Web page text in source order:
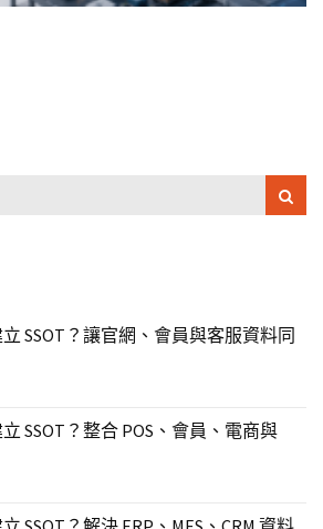
SSOT？讓官網、會員與客服資料同
SSOT？整合 POS、會員、電商與